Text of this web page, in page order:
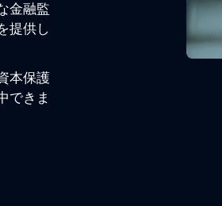
金融監
提供し
本保護
できま